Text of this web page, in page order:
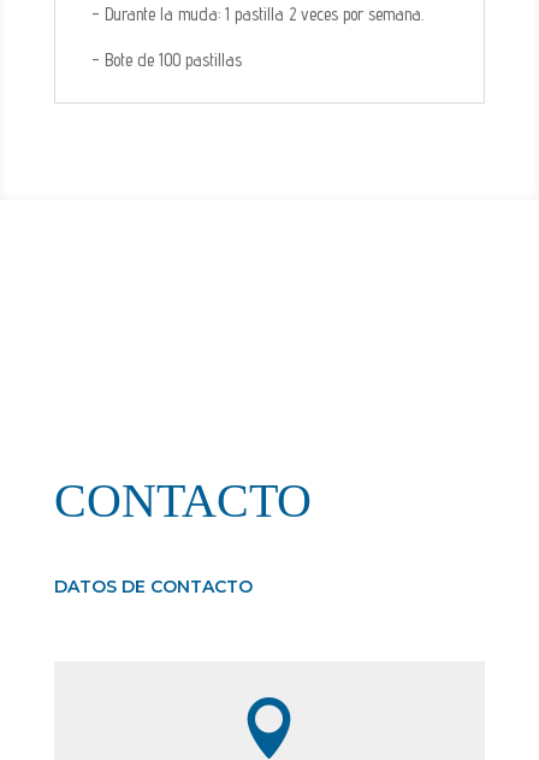
- Durante la muda: 1 pastilla 2 veces por semana.
- Bote de 100 pastillas
CONTACTO
DATOS DE CONTACTO
